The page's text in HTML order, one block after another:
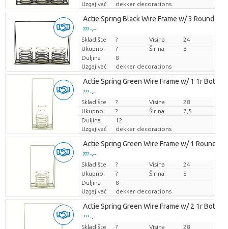
Uzgajivač
dekker decorations
Actie Spring Black Wire Frame w/ 3 Round
??? -,--
Cijena po komadu
Skladište ? Visina
24
Ukupno:
? Širina
8
Duljina
8
Uzgajivač
dekker decorations
Actie Spring Green Wire Frame w/ 1 1r Bottle
??? -,--
Cijena po komadu
Skladište ? Visina
28
Ukupno:
? Širina
7,5
Duljina
12
Uzgajivač
dekker decorations
Actie Spring Green Wire Frame w/ 1 Round
??? -,--
Cijena po komadu
Skladište ? Visina
24
Ukupno:
? Širina
8
Duljina
8
Uzgajivač
dekker decorations
Actie Spring Green Wire Frame w/ 2 1r Bottles
??? -,--
Cijena po komadu
Skladište ? Visina
28